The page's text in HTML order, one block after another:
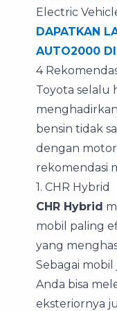
Electric
DAPATKAN
AUTO2000
4
Toyota selalu
bensin tidak
dengan motor
rekomendasi
1. CHR Hybrid
CHR Hybrid
mobil paling
yang
Sebagai
Anda bisa
eksteriornya